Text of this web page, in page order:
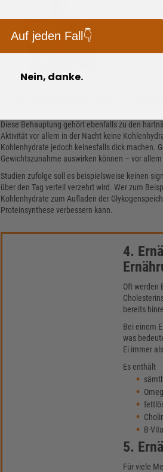
"Schnell
Training
3. Ernährungsmythos:
Diese Behauptung gehört ebenfalls zu den
Aktivität vor allem in der Nacht keine
Kohlenhydrate jedoch keinesfalls dick machen.
Gewichtszunahme auswirken können – vor
Studien zufolge soll es beispielsweise keinen
über den Tag verteil verzehrt wird. Wer zum
Kohlenhydrate zum Aufladen der
Proteinsynthese verbessern kann.
4.
Oft werden
bereits
Bei einem
was
Ei immer als
Es enthält
B-
5.
Für viele
Auf jeden Fall👇
Nein, danke.